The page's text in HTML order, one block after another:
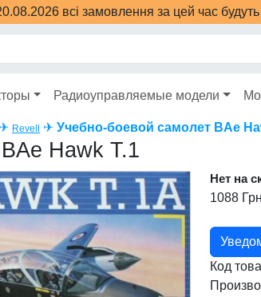
всі замовлення за цей час
Радиоуправляемые модели
✈ Revell ✈ Учебно-боевой самолет BAe
Hawk T.1
Нет на
1088
Код